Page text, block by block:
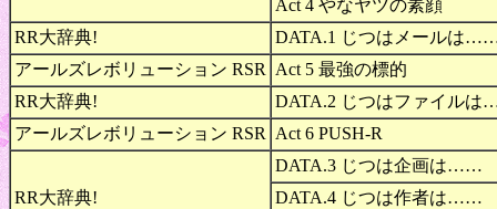
Act 4 やなヤツの素顔
RR大辞典!
DATA.1 じつはメールは
アールズレボリューション RSR Act 5 最強の標的
RR大辞典!
DATA.2 じつはファイル
アールズレボリューション RSR Act 6 PUSH-R
RR大辞典!
DATA.3 じつは企画は……
DATA.4 じつは作者は……